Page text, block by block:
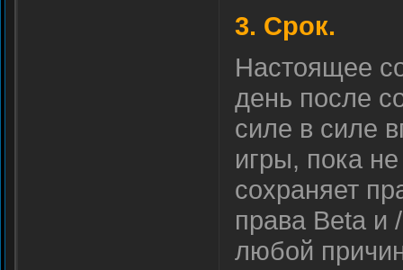
3. Срок.
Настоящее
день после
силе в силе
игры, пока
сохраняет
права Beta и
любой